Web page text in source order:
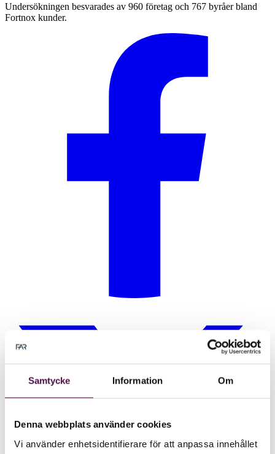
Samtycke Information Om
Denna webbplats använder cookies
Vi använder enhetsidentifierare för att anpassa innehållet
Undersökningen besvarades av 960 företag och 767 byråer bland
Fortnox kunder.